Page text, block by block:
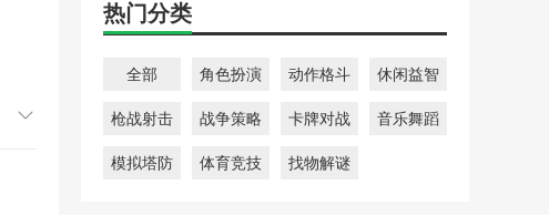
热门分类
全部 角色扮演 动作格斗 休闲益智
枪战射击 战争策略 卡牌对战 音乐舞蹈
模拟塔防 体育竞技 找物解谜